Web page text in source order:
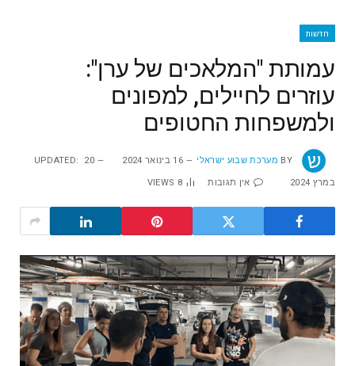
חדשות
עמותת "המלאכים של ערן":
עוזרים לחיילים, למפונים
ולמשפחות החטופים
BY מערכת שבוע ישראלי 16 בינואר 2024 UPDATED: 20
במרץ 2024 אין תגובות 8
VIEWS